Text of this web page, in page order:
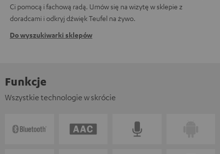
Ci pomocą i fachową radą. Umów się na wizytę w sklepie z
doradcami i odkryj dźwięk Teufel na żywo.
Do wyszukiwarki sklepów
Funkcje
Wszystkie technologie w skrócie